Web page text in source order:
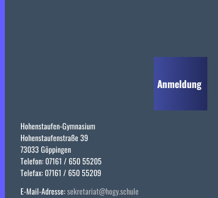
Hohenstaufen-Gymnasium
Hohenstaufenstraße 39
73033 Göppingen
Telefon: 07161 / 650 55205
Telefax: 07161 / 650 55209
E-Mail-Adresse:sekretariat@hogy.schule